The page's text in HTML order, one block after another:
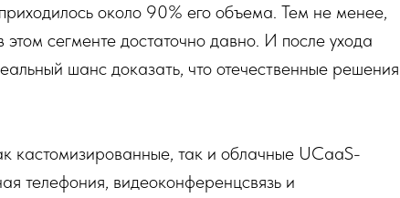
около 90% его объема. Тем не менее,
сегменте достаточно давно. И после ухода
шанс доказать, что отечественные решения
каcтомизированные, так и облачные UCaaS-
телефония, видеоконференцсвязь и